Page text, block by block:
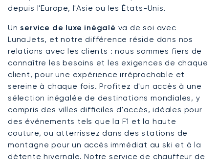
depuis l'Europe, l'Asie ou les États-Unis.
Unservice de luxe inégalé va de soi avec
LunaJets, et notre différence réside dans nos
relations avec les clients : nous sommes fiers de
connaître les besoins et les exigences de chaque
client, pour une expérience irréprochable et
sereine à chaque fois. Profitez d'un accès à une
sélection inégalée de destinations mondiales, y
compris des villes difficiles d'accès, idéales pour
des événements tels que la F1 et la haute
couture, ou atterrissez dans des stations de
montagne pour un accès immédiat au ski et à la
détente hivernale. Notre service de chauffeur de